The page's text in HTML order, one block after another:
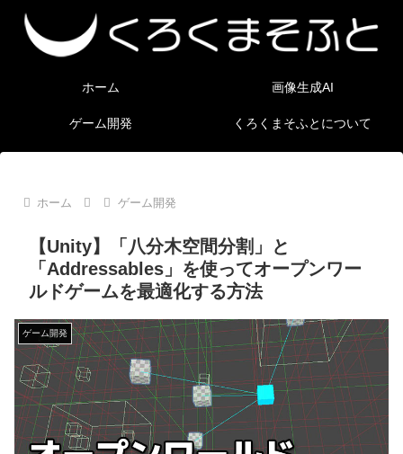
ホーム 画像生成AI
ゲーム開発 くろくまそふとについて
ホーム ゲーム開発
【Unity】「八分木空間分割」と
「Addressables」を使ってオープンワー
ルドゲームを最適化する方法
ゲーム開発